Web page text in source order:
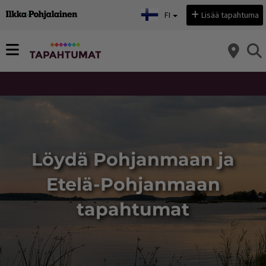
Sivu vaihtui: Löydä Pohjanmaan ja Etelä-Pohjanmaan tapahtumat
FI Lisää tapahtuma
Löydä Pohjanmaan ja
Etelä-Pohjanmaan
tapahtumat